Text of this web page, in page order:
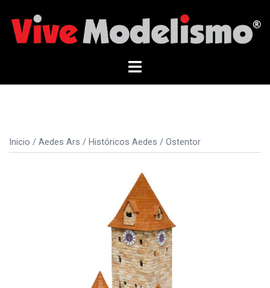
contenido
Alternar
Inicio / Aedes Ars / Históricos Aedes / Ostentor